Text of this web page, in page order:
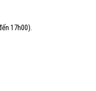
17h00).